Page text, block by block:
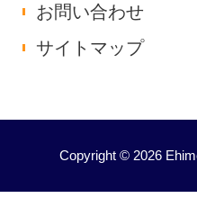
お問い合わせ
サイトマップ
Copyright © 2026